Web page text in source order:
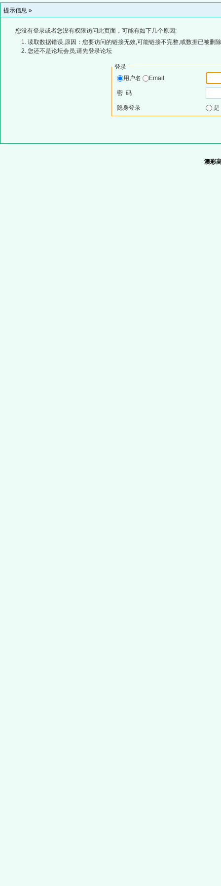
提示信息 »
您没有登录或者您没有权限访问此页面，可能有如下几个原因:
读取数据错误,原因：您要访问的链接无效,可能链接不完整,或数据已被删
您还不是论坛会员,请先登录论坛
登录
用户名
Email
密 码
隐身登录
澳彩